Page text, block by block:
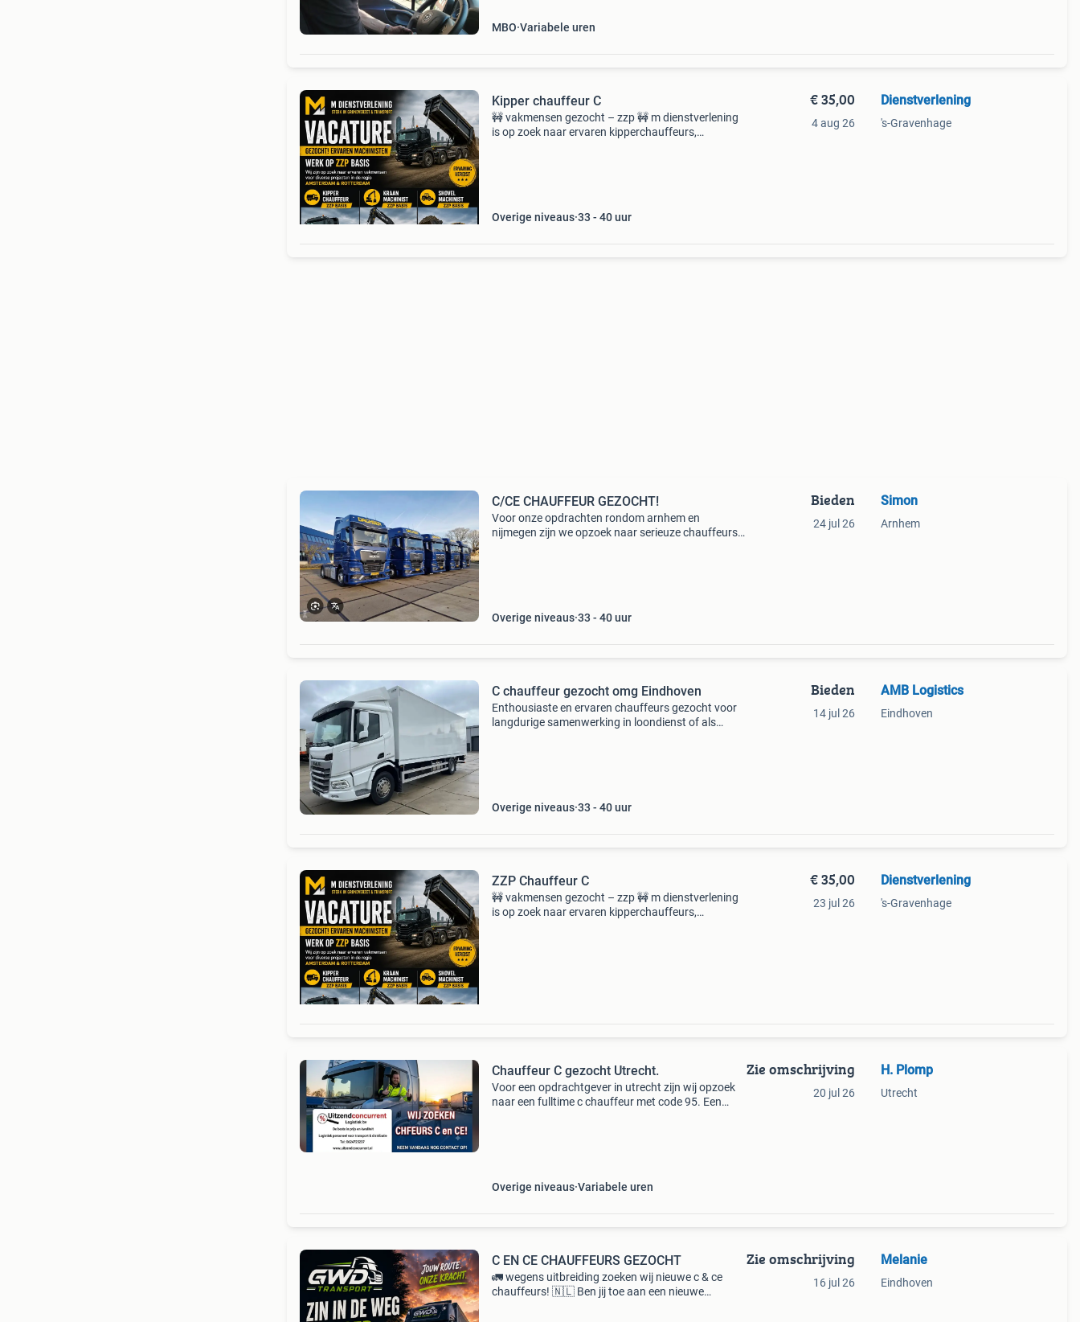
MBO Variabele uren
Kipper chauffeur C
🚧 vakmensen gezocht – zzp 🚧 m dienstverlening
is op zoek naar ervaren kipperchauffeurs,
Overige niveaus 33 - 40 uur
€ 35,00
4 aug 26
Dienstverlening
's-Gravenhage
C/CE CHAUFFEUR GEZOCHT!
Voor onze opdrachten rondom arnhem en
nijmegen zijn we opzoek naar serieuze chauffeurs
Overige niveaus 33 - 40 uur
Bieden
24 jul 26
Simon
Arnhem
C chauffeur gezocht omg Eindhoven
Enthousiaste en ervaren chauffeurs gezocht voor
langdurige samenwerking in loondienst of als
Overige niveaus 33 - 40 uur
Bieden
14 jul 26
AMB Logistics
Eindhoven
ZZP Chauffeur C
🚧 vakmensen gezocht – zzp 🚧 m dienstverlening
is op zoek naar ervaren kipperchauffeurs,
€ 35,00
23 jul 26
Dienstverlening
's-Gravenhage
Chauffeur C gezocht Utrecht.
Voor een opdrachtgever in utrecht zijn wij opzoek
naar een fulltime c chauffeur met code 95. Een
Overige niveaus Variabele uren
Zie omschrijving
20 jul 26
H. Plomp
Utrecht
C EN CE CHAUFFEURS GEZOCHT
🚛 wegens uitbreiding zoeken wij nieuwe c & ce
chauffeurs! 🇳🇱 Ben jij toe aan een nieuwe
Zie omschrijving
16 jul 26
Melanie
Eindhoven